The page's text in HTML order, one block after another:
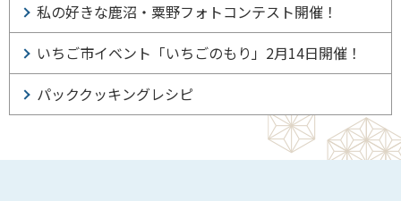
私の好きな鹿沼・粟野フォトコンテスト開催！
いちご市イベント「いちごのもり」2月14日開催！
パッククッキングレシピ